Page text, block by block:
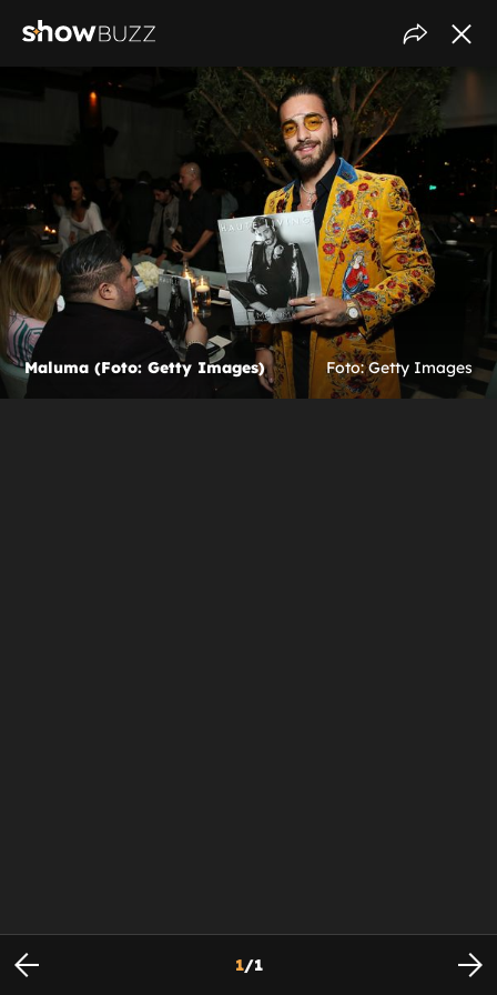
Maluma (Foto: Getty Images) Foto: Getty Images
1/1